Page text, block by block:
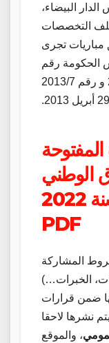
الدار البيضاء،
مختلف التخصصات
طريق مباريات تجرى
الحكومة رقم
2012/24 بتاريخ 22 أكتوبر 2012 و رقم 2013/7
الوطني
للضمان الاجتماعي السنة 2022
PDF
المشاركة
الخبرات…)
ضمن قرارات
نشرها لاحقا
، والموقع